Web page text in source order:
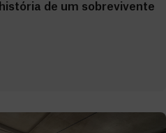
de um sobrevivente